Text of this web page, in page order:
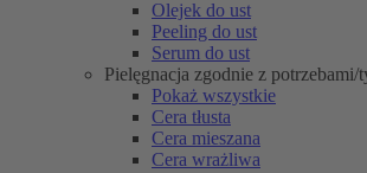
Olejek do ust
Peeling do ust
Serum do ust
Pielęgnacja zgodnie z potrzebami/
Pokaż wszystkie
Cera tłusta
Cera mieszana
Cera wrażliwa